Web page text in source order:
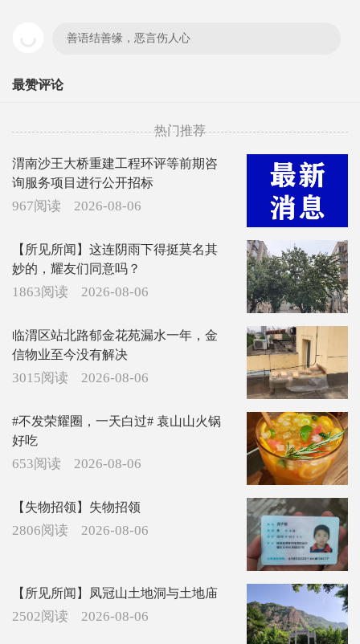
善语结善缘，恶言伤人心
最赞评论
热门推荐
渭南沙王大桥重建工程环评等前期咨
询服务项目进行公开招标
967阅读 2026-08-06
【所见所闻】这连阴雨下得挺莫名其
妙的，耀友们同意吗？
1863阅读 2026-08-06
临渭区站北路郁金花苑漏水一年，金
信物业至今没有解决
3015阅读 2026-08-06
#不发荣耀圈，一天白过# 袁山山火锅
好吃
653阅读 2026-08-06
【失物招领】失物招领
2806阅读 2026-08-06
【所见所闻】凤冠山土地洞与土地庙
2502阅读 2026-08-06